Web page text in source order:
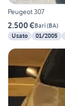
Peugeot 307
2.500 €Bari(BA)
Usato
01/2005